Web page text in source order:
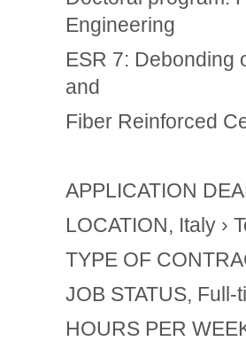
Engineering
ESR 7: Debonding
and
Fiber Reinforced
APPLICATION
LOCATION, Italy ›
TYPE OF
JOB STATUS, Full-
HOURS PER